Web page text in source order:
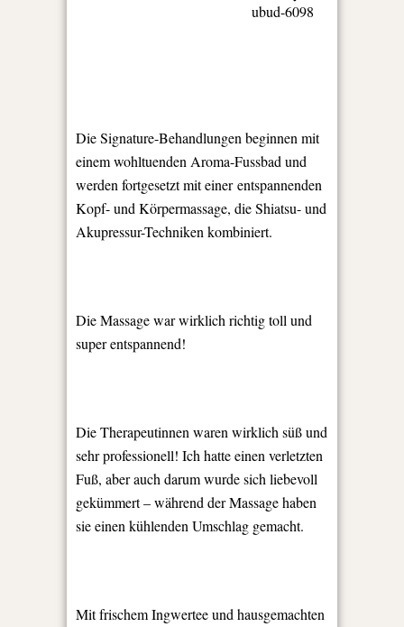
Die Signature-Behandlungen beginnen mit
einem wohltuenden Aroma-Fussbad und
werden fortgesetzt mit einerentspannenden
Kopf- und Körpermassage, die Shiatsu- und
Akupressur-Techniken kombiniert.
Die Massage war wirklich richtig toll und
super entspannend!
Die Therapeutinnen waren wirklich süß und
sehr professionell! Ich hatte einen verletzten
Fuß, aber auch darum wurde sich liebevoll
gekümmert – während der Massage haben
sie einen kühlenden Umschlag gemacht.
Mit frischem Ingwertee und hausgemachten